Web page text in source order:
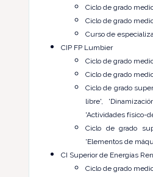
Ciclo de grado
Ciclo de grado
Curso de
CIP FP Lumbier
Ciclo de grado
Ciclo de grado
Ciclo de grado
libre',
'Actividades físico-
Ciclo de grado
'Elementos de
CI Superior de Energías
Ciclo de grado